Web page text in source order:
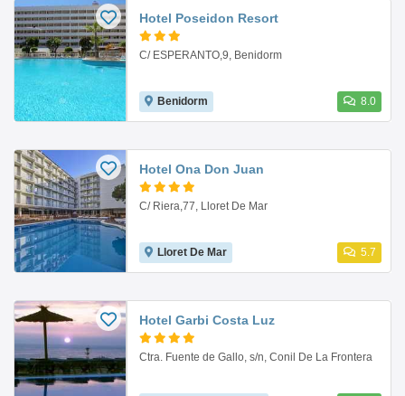
Hotel Poseidon Resort
C/ ESPERANTO,9, Benidorm
Benidorm 8.0
Hotel Ona Don Juan
C/ Riera,77, Lloret De Mar
Lloret De Mar 5.7
Hotel Garbi Costa Luz
Ctra. Fuente de Gallo, s/n, Conil De La Frontera